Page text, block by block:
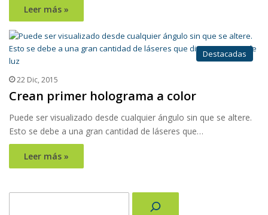
Leer más »
Destacadas
22 Dic, 2015
Crean primer holograma a color
Puede ser visualizado desde cualquier ángulo sin que se altere.
Esto se debe a una gran cantidad de láseres que…
Leer más »